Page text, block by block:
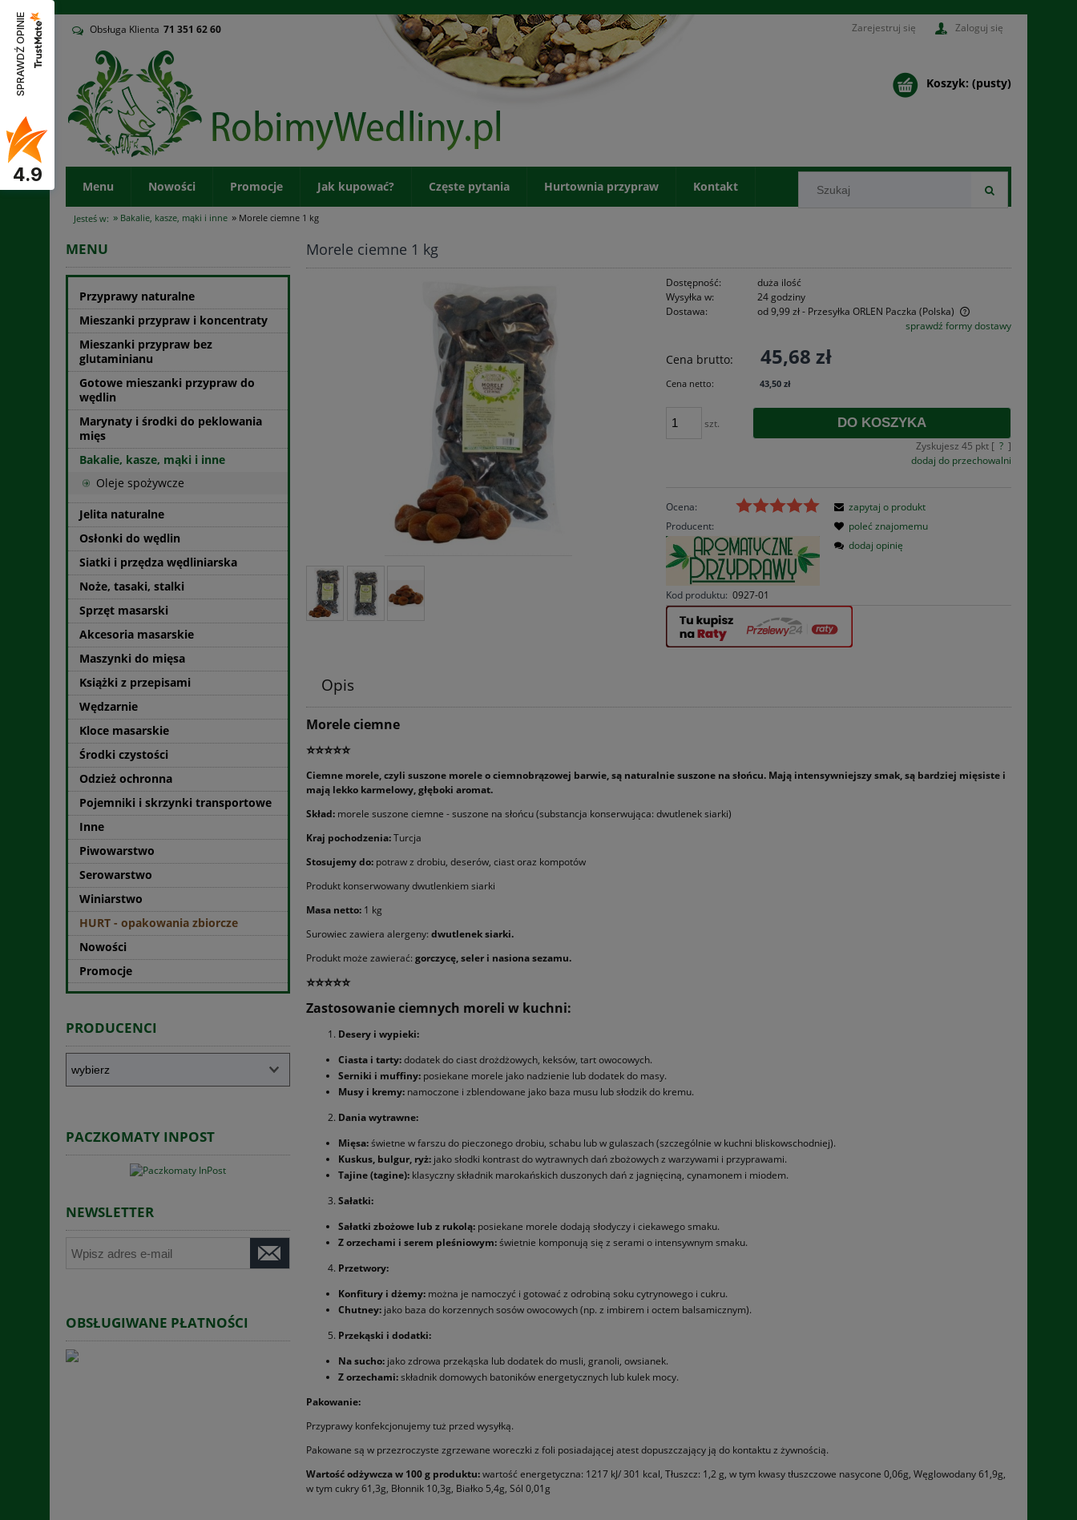
Obsługa Klienta 71 351 62 60 Zarejestruj się Zaloguj się
Koszyk: (pusty)
Menu Nowości Promocje Jak kupować? Częste pytania Hurtownia przypraw Kontakt
Jesteś w: » Bakalie, kasze, mąki i inne » Morele ciemne 1 kg
MENU
Przyprawy naturalne
Mieszanki przypraw i koncentraty
Mieszanki przypraw bez
glutaminianu
Gotowe mieszanki przypraw do
wędlin
Marynaty i środki do peklowania
mięs
Bakalie, kasze, mąki i inne
Oleje spożywcze
Jelita naturalne
Osłonki do wędlin
Siatki i przędza wędliniarska
Noże, tasaki, stalki
Sprzęt masarski
Akcesoria masarskie
Maszynki do mięsa
Książki z przepisami
Wędzarnie
Kloce masarskie
Środki czystości
Odzież ochronna
Pojemniki i skrzynki transportowe
Inne
Piwowarstwo
Serowarstwo
Winiarstwo
HURT - opakowania zbiorcze
Nowości
Promocje
PRODUCENCI
PACZKOMATY INPOST
NEWSLETTER
OBSŁUGIWANE PŁATNOŚCI
Morele ciemne 1 kg
Dostępność:
duża ilość
Wysyłka w:
24 godziny
Dostawa:
od 9,99 zł- Przesyłka ORLEN Paczka (Polska)
Cena nie zawiera ewentualnych kosztów
płatności
sprawdź formy dostawy
Cena brutto: 45,68 zł
Cena netto: 43,50 zł
szt. DO KOSZYKA
Zyskujesz 45 pkt [ ? ]
dodaj do przechowalni
Ocena:
Producent:
Kod produktu: 0927-01
zapytaj o produkt
poleć znajomemu
dodaj opinię
Opis
Morele ciemne
⭐⭐⭐⭐⭐
Ciemne morele, czyli suszone morele o ciemnobrązowej barwie, są naturalnie suszone na słońcu. Mają intensywniejszy smak, są bardziej mięsiste i
mają lekko karmelowy, głęboki aromat.
Skład: morele suszone ciemne - suszone na słońcu (substancja konserwująca: dwutlenek siarki)
Kraj pochodzenia:Turcja
Stosujemy do: potraw z drobiu, deserów, ciast oraz kompotów
Produkt konserwowany dwutlenkiem siarki
Masa netto: 1 kg
Surowiec zawiera alergeny: dwutlenek siarki.
Produkt może zawierać: gorczycę, seler i nasiona sezamu.
⭐⭐⭐⭐⭐
Zastosowanie ciemnych moreli w kuchni:
Desery i wypieki:
Ciasta i tarty:dodatek do ciast drożdżowych, keksów, tart owocowych.
Serniki i muffiny: posiekane morele jako nadzienie lub dodatek do masy.
Musy i kremy: namoczone i zblendowane jako baza musu lub słodzik do kremu.
Dania wytrawne:
Mięsa:świetne w farszu do pieczonego drobiu, schabu lub w gulaszach (szczególnie w kuchni bliskowschodniej).
Kuskus, bulgur, ryż: jako słodki kontrast do wytrawnych dań zbożowych z warzywami i przyprawami.
Tajine (tagine): klasyczny składnik marokańskich duszonych dań z jagnięciną, cynamonem i miodem.
Sałatki:
Sałatki zbożowe lub z rukolą: posiekane morele dodają słodyczy i ciekawego smaku.
Z orzechami i serem pleśniowym:świetnie komponują się z serami o intensywnym smaku.
Przetwory:
Konfitury i dżemy: można je namoczyć i gotować z odrobiną soku cytrynowego i cukru.
Chutney: jako baza do korzennych sosów owocowych (np. z imbirem i octem balsamicznym).
Przekąski i dodatki:
Na sucho: jako zdrowa przekąska lub dodatek do musli, granoli, owsianek.
Z orzechami:składnik domowych batoników energetycznych lub kulek mocy.
Pakowanie:
Przyprawy konfekcjonujemy tuż przed wysyłką.
Pakowane są w przezroczyste zgrzewane woreczki z foli posiadającej atest dopuszczający ją do kontaktu z żywnością.
Wartość odżywcza w 100 g produktu:wartość energetyczna: 1217 kJ/ 301 kcal, Tłuszcz: 1,2 g, w tym kwasy tłuszczowe nasycone 0,06g, Węglowodany 61,9g,
w tym cukry 61,3g, Błonnik 10,3g, Białko 5,4g, Sól 0,01g
SPRAWDŹ OPINIE
4.9